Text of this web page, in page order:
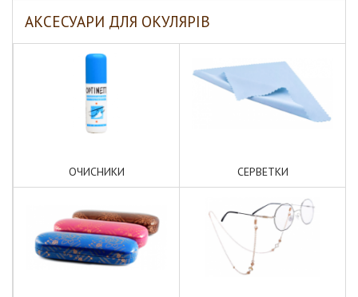
АКСЕСУАРИ ДЛЯ ОКУЛЯРІВ
ОЧИСНИКИ СЕРВЕТКИ